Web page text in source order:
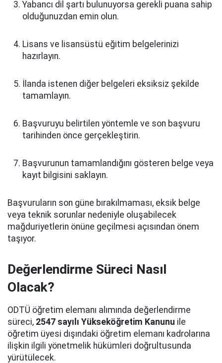
Yabancı dil şartı bulunuyorsa gerekli puana sahip
olduğunuzdan emin olun.
Lisans ve lisansüstü eğitim belgelerinizi
hazırlayın.
İlanda istenen diğer belgeleri eksiksiz şekilde
tamamlayın.
Başvuruyu belirtilen yöntemle ve son başvuru
tarihinden önce gerçekleştirin.
Başvurunun tamamlandığını gösteren belge veya
kayıt bilgisini saklayın.
Başvuruların son güne bırakılmaması, eksik belge
veya teknik sorunlar nedeniyle oluşabilecek
mağduriyetlerin önüne geçilmesi açısından önem
taşıyor.
Değerlendirme Süreci Nasıl
Olacak?
ODTÜ öğretim elemanı alımında değerlendirme
süreci, 2547 sayılı Yükseköğretim Kanunu ile
öğretim üyesi dışındaki öğretim elemanı kadrolarına
ilişkin ilgili yönetmelik hükümleri doğrultusunda
yürütülecek.